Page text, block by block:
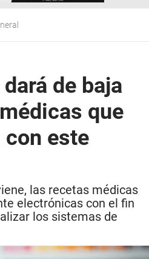
de baja
que
este
las recetas médicas
electrónicas con el fin
los sistemas de